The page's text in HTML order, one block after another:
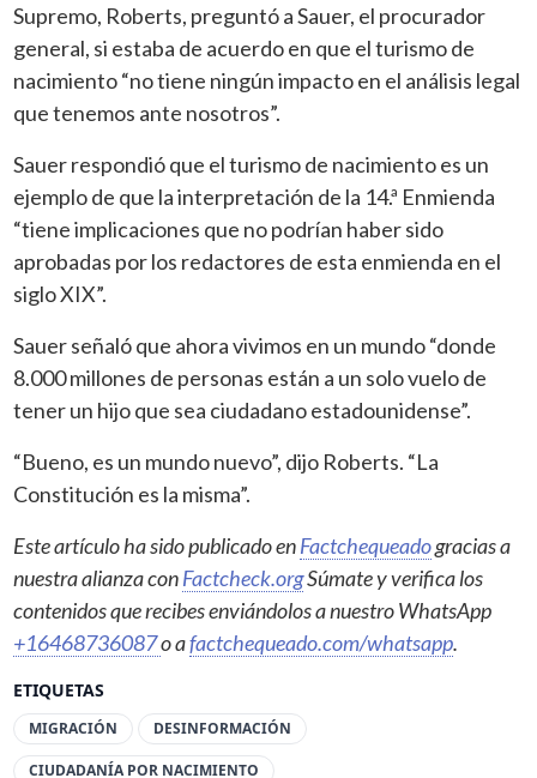
ETIQUETAS
MIGRACIÓN DESINFORMACIÓN
CIUDADANÍA POR NACIMIENTO
Supremo, Roberts, preguntó a Sauer, el procurador
general, si estaba de acuerdo en que el turismo de
nacimiento “no tiene ningún impacto en el análisis legal
que tenemos ante nosotros”.
Sauer respondió que el turismo de nacimiento es un
ejemplo de que la interpretación de la 14.ª Enmienda
“tiene implicaciones que no podrían haber sido
aprobadas por los redactores de esta enmienda en el
siglo XIX”.
Sauer señaló que ahora vivimos en un mundo “donde
8.000 millones de personas están a un solo vuelo de
tener un hijo que sea ciudadano estadounidense”.
“Bueno, es un mundo nuevo”, dijo Roberts. “La
Constitución es la misma”.
Este artículo ha sido publicado enFactchequeadogracias a
nuestra alianza conFactcheck.orgSúmate y verifica los
contenidos que recibes enviándolos a nuestro WhatsApp
+16468736087o afactchequeado.com/whatsapp.